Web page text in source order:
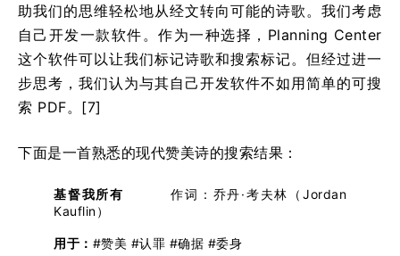
助我们的思维轻松地从经文转向可能的诗歌。我们考虑
自己开发一款软件。作为一种选择，Planning Center
这个软件可以让我们标记诗歌和搜索标记。但经过进一
步思考，我们认为与其自己开发软件不如用简单的可搜
索 PDF。[7]
下面是一首熟悉的现代赞美诗的搜索结果：
基督我所有作词：乔丹·考夫林（Jordan
Kauflin）
用于： #赞美 #认罪 #确据 #委身